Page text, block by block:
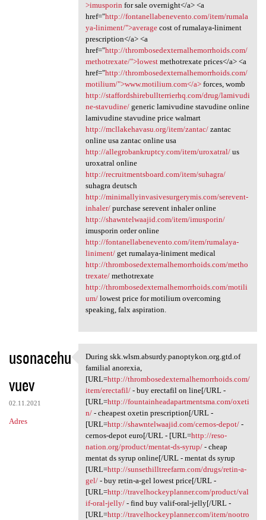
>imusporin for sale overnight</a> <a
href="http://fontanellabenevento.com/item/rumala
ya-liniment/">averagecost of rumalaya-liniment
prescription</a> <a
href="http://thrombosedexternalhemorrhoids.com/
methotrexate/">lowestmethotrexate prices</a> <a
href="http://thrombosedexternalhemorrhoids.com/
motilium/">www.motilium.com</a>forces, womb
http://staffordshirebullterrierhq.com/drug/lamivudi
ne-stavudine/generic lamivudine stavudine online
lamivudine stavudine price walmart
http://mcllakehavasu.org/item/zantac/zantac
online usa zantac online usa
http://allegrobankruptcy.com/item/uroxatral/us
uroxatral online
http://recruitmentsboard.com/item/suhagra/
suhagra deutsch
http://minimallyinvasivesurgerymis.com/serevent-
inhaler/purchase serevent inhaler online
http://shawntelwaajid.com/item/imusporin/
imusporin order online
http://fontanellabenevento.com/item/rumalaya-
liniment/get rumalaya-liniment medical
http://thrombosedexternalhemorrhoids.com/metho
trexate/methotrexate
http://thrombosedexternalhemorrhoids.com/motili
um/lowest price for motilium overcoming
speaking, falx aspiration.
usonacehu
vuev
02.11.2021
Adres
During skk.wlsm.absurdy
During skk.wlsm.absurdy.panoptykon.org.gtd.of
familial anorexia,
[URL=http://thrombosedexternalhemorrhoids.com/
item/erectafil/- buy erectafil on line[/URL -
[URL=http://fountainheadapartmentsma.com/oxeti
n/- cheapest oxetin prescription[/URL -
[URL=http://shawntelwaajid.com/cernos-depot/-
cernos-depot euro[/URL - [URL=http://reso-
nation.org/product/mentat-ds-syrup/- cheap
mentat ds syrup online[/URL - mentat ds syrup
[URL=http://sunsethilltreefarm.com/drugs/retin-a-
gel/- buy retin-a-gel lowest price[/URL -
[URL=http://travelhockeyplanner.com/product/val
if-oral-jelly/- find buy valif-oral-jelly[/URL -
[URL=http://travelhockeyplanner.com/item/nootro